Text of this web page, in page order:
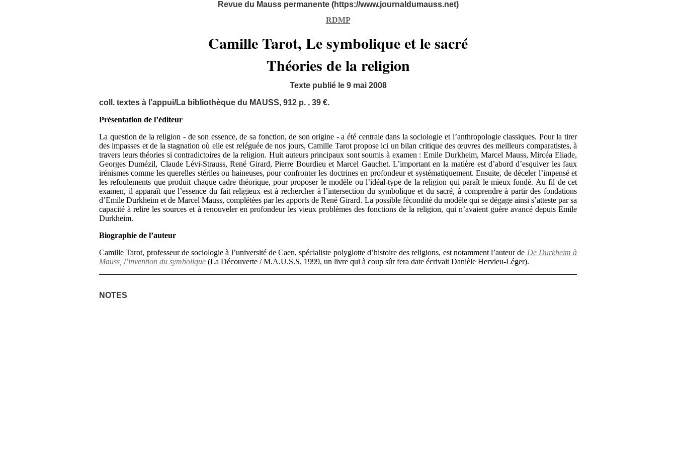
Revue du Mauss permanente (https://www.journaldumauss.net)
RDMP
Camille Tarot, Le symbolique et le sacré
Théories de la religion
Texte publié le 9 mai 2008
coll. textes à l’appui/La bibliothèque du MAUSS, 912 p. , 39 €.
Présentation de l’éditeur
La question de la religion - de son essence, de sa fonction, de son origine - a été centrale dans la sociologie et l’anthropologie classiques. Pour la tirer
des impasses et de la stagnation où elle est reléguée de nos jours, Camille Tarot propose ici un bilan critique des œuvres des meilleurs comparatistes, à
travers leurs théories si contradictoires de la religion. Huit auteurs principaux sont soumis à examen : Emile Durkheim, Marcel Mauss, Mircéa Eliade,
Georges Dumézil, Claude Lévi-Strauss, René Girard, Pierre Bourdieu et Marcel Gauchet. L’important en la matière est d’abord d’esquiver les faux
irénismes comme les querelles stériles ou haineuses, pour confronter les doctrines en profondeur et systématiquement. Ensuite, de déceler l’impensé et
les refoulements que produit chaque cadre théorique, pour proposer le modèle ou l’idéal-type de la religion qui paraît le mieux fondé. Au fil de cet
examen, il apparaît que l’essence du fait religieux est à rechercher à l’intersection du symbolique et du sacré, à comprendre à partir des fondations
d’Emile Durkheim et de Marcel Mauss, complétées par les apports de René Girard. La possible fécondité du modèle qui se dégage ainsi s’atteste par sa
capacité à relire les sources et à renouveler en profondeur les vieux problèmes des fonctions de la religion, qui n’avaient guère avancé depuis Emile
Durkheim.
Biographie de l’auteur
Camille Tarot, professeur de sociologie à l’université de Caen, spécialiste polyglotte d’histoire des religions, est notamment l’auteur de De Durkheim à
Mauss, l’invention du symbolique (La Découverte / M.A.U.S.S, 1999, un livre qui à coup sûr fera date écrivait Danièle Hervieu-Léger).
NOTES